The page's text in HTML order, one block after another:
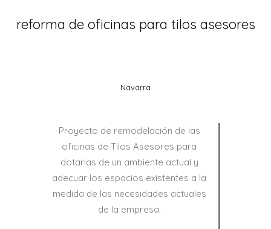
reforma de oficinas para tilos asesores
Navarra
Proyecto de remodelación de las
oficinas de Tilos Asesores para
dotarlas de un ambiente actual y
adecuar los espacios existentes a la
medida de las necesidades actuales
de la empresa.